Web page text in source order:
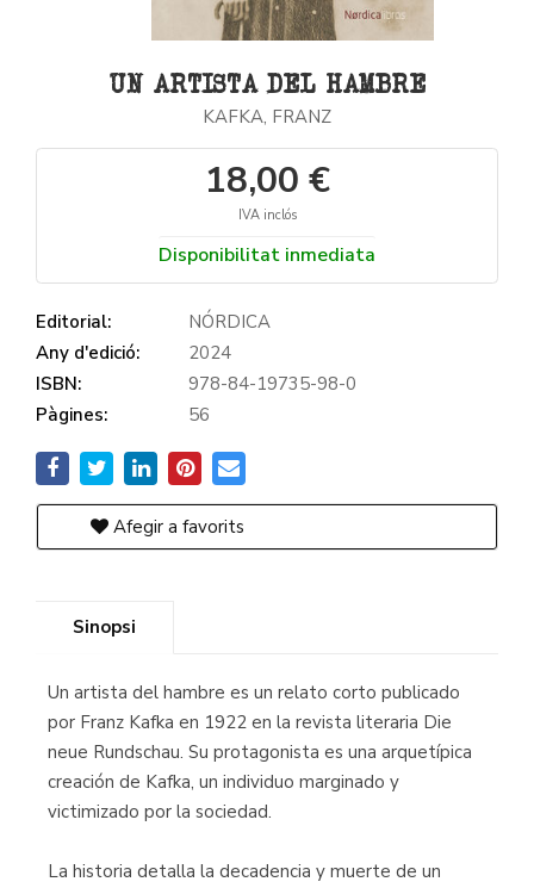
UN ARTISTA DEL HAMBRE
KAFKA, FRANZ
18,00 €
IVA inclós
Disponibilitat inmediata
Editorial:
NÓRDICA
Any d'edició:
2024
ISBN:
978-84-19735-98-0
Pàgines:
56
Afegir a favorits
Sinopsi
Un artista del hambre es un relato corto publicado
por Franz Kafka en 1922 en la revista literaria Die
neue Rundschau. Su protagonista es una arquetípica
creación de Kafka, un individuo marginado y
victimizado por la sociedad.
La historia detalla la decadencia y muerte de un